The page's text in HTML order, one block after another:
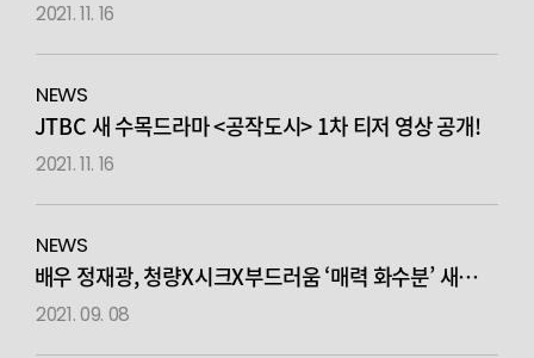
2021. 11. 16
NEWS
JTBC 새 수목드라마 <공작도시> 1차 티저 영상 공개!
2021. 11. 16
NEWS
배우 정재광, 청량X시크X부드러움 ‘매력 화수분’ 새
프로필 컷 공개
2021. 09. 08